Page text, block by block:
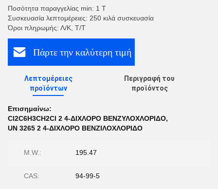
Ποσότητα παραγγελίας min: 1 Τ
Συσκευασία λεπτομέρειες: 250 κιλά συσκευασία
Όροι πληρωμής: Λ/Κ, Τ/Τ
Πάρτε την καλύτερη τιμή
Λεπτομέρειες
προϊόντων
Περιγραφή του
προϊόντος
Επισημαίνω:
Cl2C6H3CH2Cl 2 4-ΔΙΧΛΟΡΟ ΒΕΝΖΥΛΟΧΛΟΡΙΔΟ,
UN 3265 2 4-ΔΙΧΛΟΡΟ ΒΕΝΖΙΛΟΧΛΟΡΙΔΟ
M.W.: 195.47
CAS: 94-99-5